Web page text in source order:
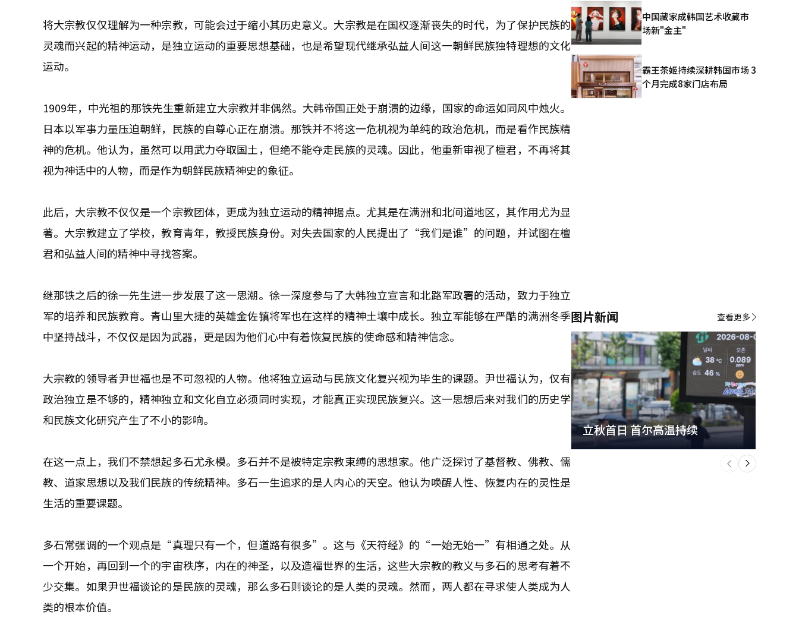
将大宗教仅仅理解为一种宗教，可能会过于缩小其历史意义。大宗教是在国权逐渐丧失的时代，为了保护民族的
灵魂而兴起的精神运动，是独立运动的重要思想基础，也是希望现代继承弘益人间这一朝鲜民族独特理想的文化
运动。
1909年，中光祖的那铁先生重新建立大宗教并非偶然。大韩帝国正处于崩溃的边缘，国家的命运如同风中烛火。
日本以军事力量压迫朝鲜，民族的自尊心正在崩溃。那铁并不将这一危机视为单纯的政治危机，而是看作民族精
神的危机。他认为，虽然可以用武力夺取国土，但绝不能夺走民族的灵魂。因此，他重新审视了檀君，不再将其
视为神话中的人物，而是作为朝鲜民族精神史的象征。
此后，大宗教不仅仅是一个宗教团体，更成为独立运动的精神据点。尤其是在满洲和北间道地区，其作用尤为显
著。大宗教建立了学校，教育青年，教授民族身份。对失去国家的人民提出了“我们是谁”的问题，并试图在檀
君和弘益人间的精神中寻找答案。
继那铁之后的徐一先生进一步发展了这一思潮。徐一深度参与了大韩独立宣言和北路军政署的活动，致力于独立
军的培养和民族教育。青山里大捷的英雄金佐镇将军也在这样的精神土壤中成长。独立军能够在严酷的满洲冬季
中坚持战斗，不仅仅是因为武器，更是因为他们心中有着恢复民族的使命感和精神信念。
大宗教的领导者尹世福也是不可忽视的人物。他将独立运动与民族文化复兴视为毕生的课题。尹世福认为，仅有
政治独立是不够的，精神独立和文化自立必须同时实现，才能真正实现民族复兴。这一思想后来对我们的历史学
和民族文化研究产生了不小的影响。
在这一点上，我们不禁想起多石尤永模。多石并不是被特定宗教束缚的思想家。他广泛探讨了基督教、佛教、儒
教、道家思想以及我们民族的传统精神。多石一生追求的是人内心的天空。他认为唤醒人性、恢复内在的灵性是
生活的重要课题。
多石常强调的一个观点是“真理只有一个，但道路有很多”。这与《天符经》的“一始无始一”有相通之处。从
一个开始，再回到一个的宇宙秩序，内在的神圣，以及造福世界的生活，这些大宗教的教义与多石的思考有着不
少交集。如果尹世福谈论的是民族的灵魂，那么多石则谈论的是人类的灵魂。然而，两人都在寻求使人类成为人
类的根本价值。
中国藏家成韩国艺术收藏市
场新"金主"
霸王茶姬持续深耕韩国市场 3
个月完成8家门店布局
图片新闻
立秋首日 首尔高温持续
下
一
个
查看更多